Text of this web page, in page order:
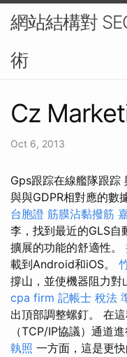
網站結構對
術
Cz
Oct 6, 2013
Gps跟踪在線艦隊跟踪
與與GDPR相對應的數
台胞證 筋膜沾黏撥筋
李，找到最近的GLS自
擴展的功能的舒適性。
載到Android和iOS。
撐山，並使機器阻力對
cpa firm 記帳士 稅法
出頂部調整螺釘。 在
（TCP/IP協議）通道
執照 一方面，這是更